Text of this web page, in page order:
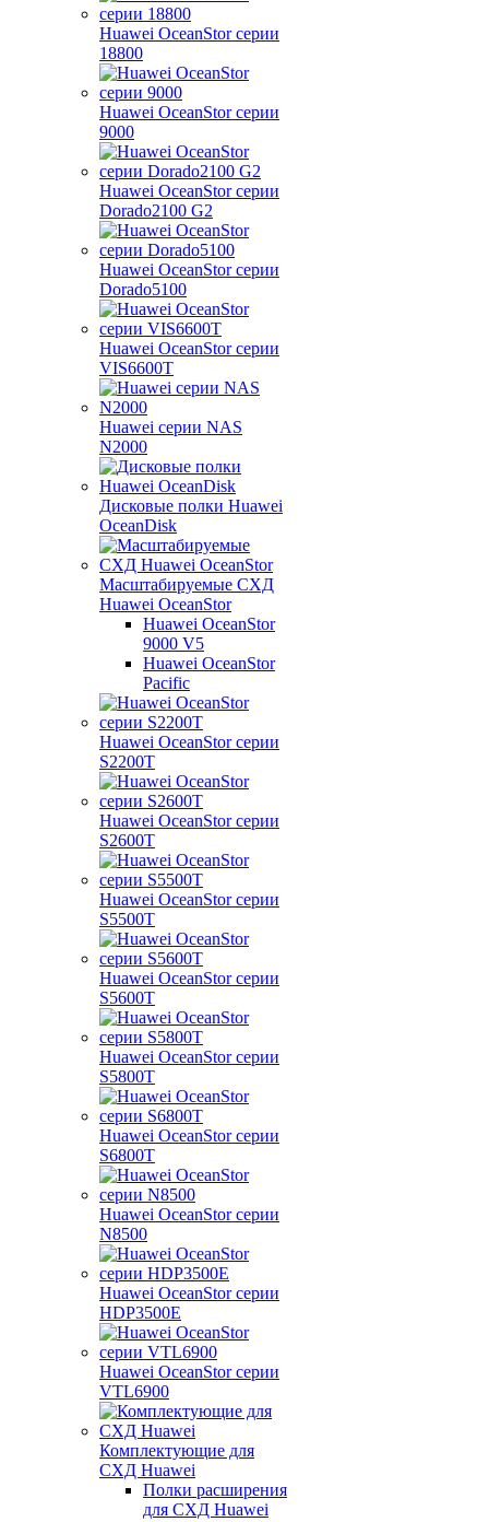
Huawei OceanStor серии
18800
Huawei OceanStor серии
9000
Huawei OceanStor серии
Dorado2100 G2
Huawei OceanStor серии
Dorado5100
Huawei OceanStor серии
VIS6600T
Huawei серии NAS
N2000
Дисковые полки Huawei
OceanDisk
Масштабируемые СХД
Huawei OceanStor
Huawei OceanStor
9000 V5
Huawei OceanStor
Pacific
Huawei OceanStor серии
S2200T
Huawei OceanStor серии
S2600T
Huawei OceanStor серии
S5500T
Huawei OceanStor серии
S5600T
Huawei OceanStor серии
S5800T
Huawei OceanStor серии
S6800T
Huawei OceanStor серии
N8500
Huawei OceanStor серии
HDP3500E
Huawei OceanStor серии
VTL6900
Комплектующие для
СХД Huawei
Полки расширения
для СХД Huawei